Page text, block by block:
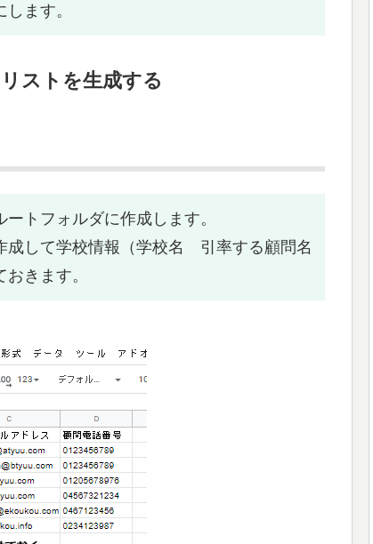
ます。
ストを生成する
トフォルダに作成します。
成して学校情報（学校名 引率する顧問名
きます。